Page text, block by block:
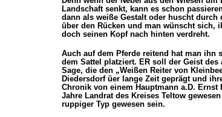
Landschaft senkt, kann es schon
dann als weiße Gestalt oder huscht
über den Rücken und man wünscht sich,
doch seinen Kopf nach hinten verdreht.
Auch auf dem Pferde reitend hat man ihn
dem Sattel platziert. ER soll der Geist
Sage, die den „Weißen Reiter von
Diedersdorf üer lange Zeit geprägt und
Chronik von einem Hauptmann a.D. Ernst
Jahre Landrat des Kreises Teltow
ruppiger Typ gewesen sein.